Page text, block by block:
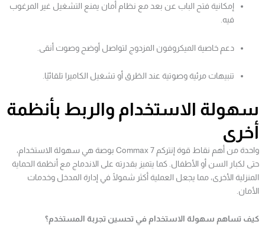
إمكانية فتح الباب عن بعد مع نظام أمان يمنع التشغيل غير المرغوب
فيه.
دعم خاصية الميكروفون المزدوج لتواصل أوضح وصوت أنقى.
تنبيهات مرئية وصوتية عند الطَرق أو تشغيل الكاميرا تلقائيًا.
سهولة الاستخدام والربط بأنظمة
أخرى
واحدة من أهم نقاط قوة إنتركم Commax 7 بوصة هي سهولة الاستخدام،
حتى لكبار السن أو الأطفال. كما يتميز بقدرته على الاندماج مع أنظمة الحماية
المنزلية الأخرى، مما يجعل العملية أكثر شمولًا في إدارة المدخل وخدمات
الأمان.
كيف تساهم سهولة الاستخدام في تحسين تجربة المستخدم؟